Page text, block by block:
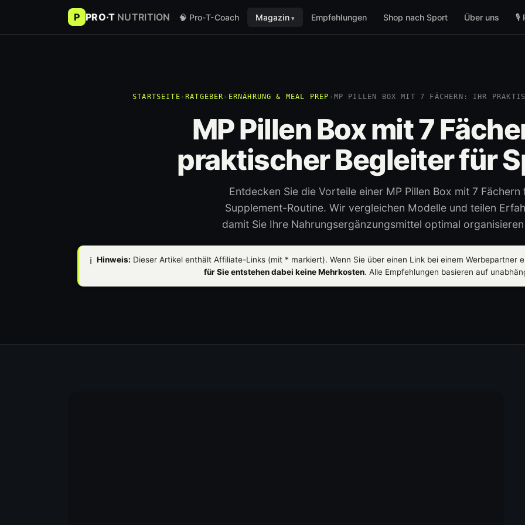
P PRO·T NUTRITION 🧠 Pro-T-Coach Magazin Empfehlungen Shop nach Sport Über uns 🎙
STARTSEITE › RATGEBER › ERNÄHRUNG & MEAL PREP › MP PILLEN BOX MIT 7 FÄCHERN: IHR
MP Pillen Box mit 7
praktischer Begleiter für
Entdecken Sie die Vorteile einer MP Pillen Box mit 7 Fächern
Supplement-Routine. Wir vergleichen Modelle und teilen
damit Sie Ihre Nahrungsergänzungsmittel optimal
ℹ️ Hinweis: Dieser Artikel enthält Affiliate-Links (mit * markiert). Wenn Sie über einen Link bei einem
für Sie entstehen dabei keine Mehrkosten. Alle Empfehlungen basieren auf